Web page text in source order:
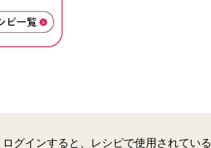
ログインすると、レシピで使用されている